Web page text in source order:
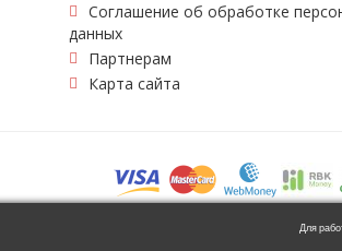
Соглашение об обработке
данных
Партнерам
Карта сайта
Для